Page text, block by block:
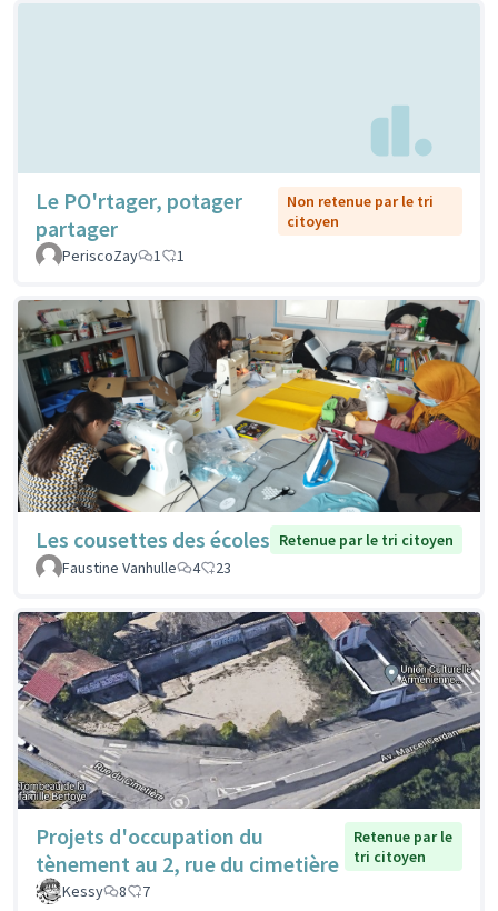
Le PO'rtager, potager
partager
Non retenue par le tri
citoyen
PeriscoZay
1 1
Les cousettes des écoles Retenue par le tri citoyen
Faustine Vanhulle
4 23
Projets d'occupation du
tènement au 2, rue du cimetière
Retenue par le
tri citoyen
Kessy
8 7